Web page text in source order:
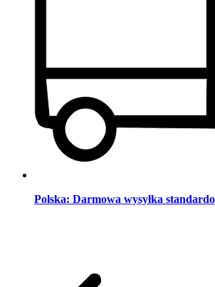
Polska: Darmowa wysyłka